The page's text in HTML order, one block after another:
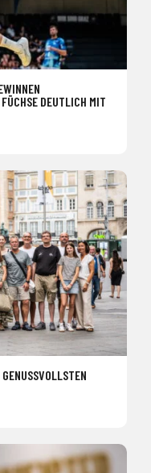
DEUTLICH MIT